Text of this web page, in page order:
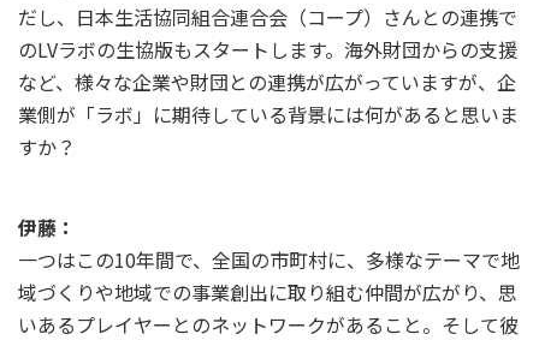
だし、日本生活協同組合連合会（コープ）さんとの連携で
のLVラボの生協版もスタートします。海外財団からの支援
など、様々な企業や財団との連携が広がっていますが、企
業側が「ラボ」に期待している背景には何があると思いま
すか？
伊藤：
一つはこの10年間で、全国の市町村に、多様なテーマで地
域づくりや地域での事業創出に取り組む仲間が広がり、思
いあるプレイヤーとのネットワークがあること。そして彼